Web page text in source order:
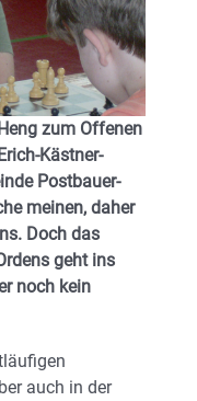
zum Offenen
Kästner-
Postbauer-
meinen, daher
Doch das
geht ins
noch kein
auch in der